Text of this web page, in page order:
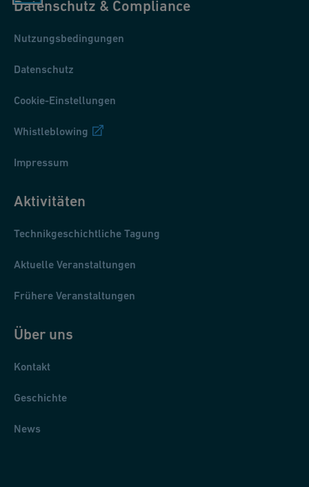
Datenschutz & Compliance
Nutzungsbedingungen
Datenschutz
Cookie-Einstellungen
Whistleblowing
Impressum
Aktivitäten
Technikgeschichtliche Tagung
Aktuelle Veranstaltungen
Frühere Veranstaltungen
Über uns
Kontakt
Geschichte
News